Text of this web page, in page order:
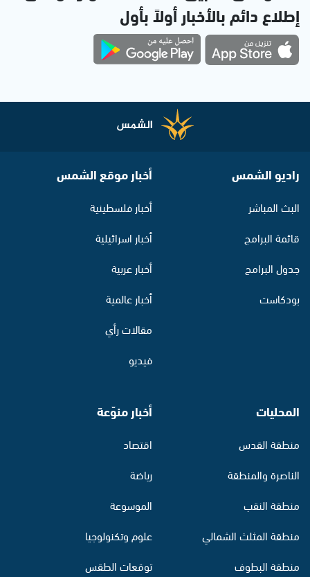
إطلاع دائم بالأخبار أولاً بأول
راديو الشمس
البث المباشر
قائمة البرامج
جدول البرامج
بودكاست
أخبار موقع الشمس
أخبار فلسطينية
أخبار اسرائيلية
أخبار عربية
أخبار عالمية
مقالات رأي
فيديو
المحليات
منطقة القدس
الناصرة والمنطقة
منطقة النقب
منطقة المثلث الشمالي
منطقة البطوف
أخبار منوّعة
اقتصاد
رياضة
الموسوعة
علوم وتكنولوجيا
توقعات الطقس